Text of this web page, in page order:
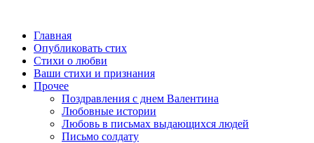
Главная
Опубликовать стих
Стихи о любви
Ваши стихи и признания
Прочее
Поздравления с днем Валентина
Любовные истории
Любовь в письмах выдающихся людей
Письмо солдату